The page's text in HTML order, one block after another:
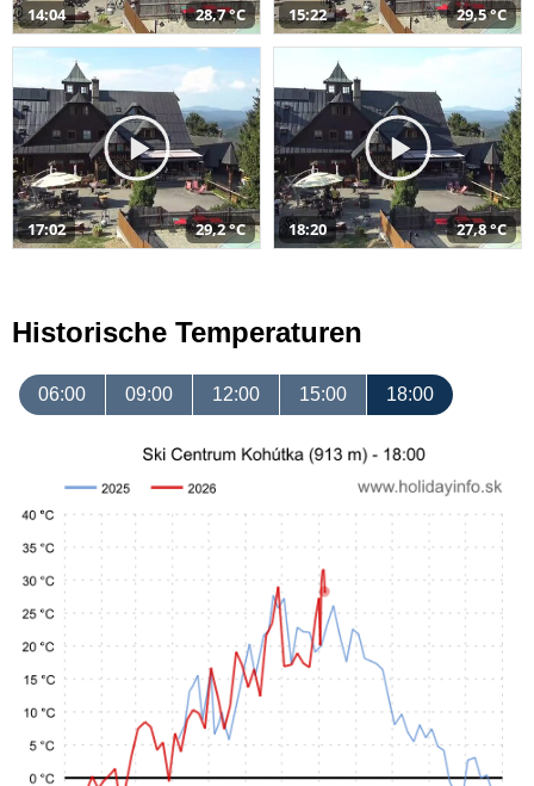
14:04 28,7 °C 15:22 29,5 °C
17:02 29,2 °C 18:20 27,8 °C
Historische Temperaturen
06:00 09:00 12:00 15:00 18:00